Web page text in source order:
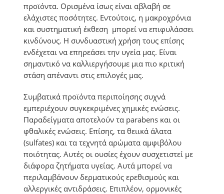
προϊόντα. Ορισμένα ίσως είναι αβλαβή σε
ελάχιστες ποσότητες. Εντούτοις, η μακροχρόνια
και συστηματική έκθεση μπορεί να επιφυλάσσει
κινδύνους. Η συνδυαστική χρήση τους επίσης
ενδέχεται να επηρεάσει την υγεία μας. Είναι
σημαντικό να καλλιεργήσουμε μια πιο κριτική
στάση απέναντι στις επιλογές μας.
Συμβατικά προϊόντα περιποίησης συχνά
εμπεριέχουν συγκεκριμένες χημικές ενώσεις.
Παραδείγματα αποτελούν τα parabens και οι
φθαλικές ενώσεις. Επίσης, τα θειικά άλατα
(sulfates) και τα τεχνητά αρώματα αμφιβόλου
ποιότητας. Αυτές οι ουσίες έχουν συσχετιστεί με
διάφορα ζητήματα υγείας. Αυτά μπορεί να
περιλαμβάνουν δερματικούς ερεθισμούς και
αλλεργικές αντιδράσεις. Επιπλέον, ορμονικές